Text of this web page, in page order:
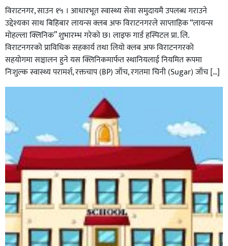
विराटनगर, साउन १५ । आधारभूत स्वास्थ्य सेवा समुदायमै उपलब्ध गराउने
उद्देश्यका साथ बिहिबार लायन्स क्लब अफ विराटनगरले साप्ताहिक “लायन्स
मोहल्ला क्लिनिक” शुभारम्भ गरेकाे छ। लाइफ गार्ड हस्पिटल प्रा. लि.
विराटनगरको प्राविधिक सहकार्य तथा लियो क्लब अफ विराटनगरको
सहयोगमा सञ्चालन हुने यस क्लिनिकमार्फत स्थानियलाई नियमित रूपमा
निःशुल्क स्वास्थ्य परामर्श, रक्तचाप (BP) जाँच, रगतमा चिनी (Sugar) जाँच […]